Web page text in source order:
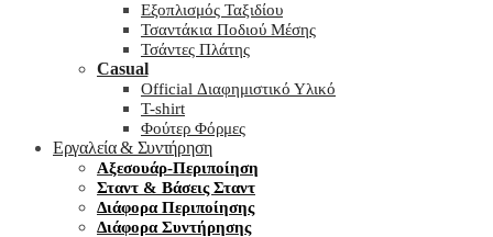
Εξοπλισμός Ταξιδίου
Τσαντάκια Ποδιού Μέσης
Τσάντες Πλάτης
Casual
Official Διαφημιστικό Υλικό
T-shirt
Φούτερ Φόρμες
Εργαλεία & Συντήρηση
Αξεσουάρ-Περιποίηση
Σταντ & Βάσεις Σταντ
Διάφορα Περιποίησης
Διάφορα Συντήρησης